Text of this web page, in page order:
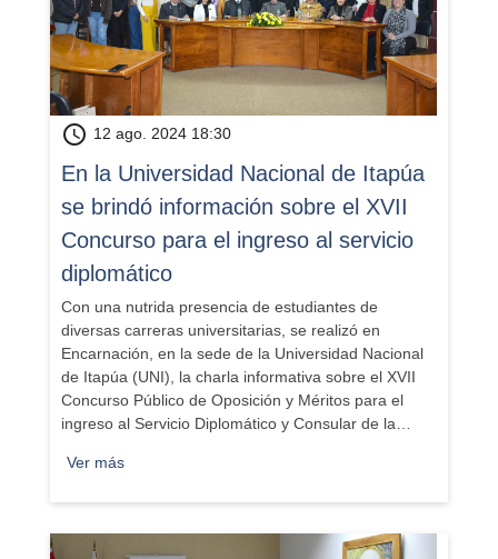
schedule 12 ago. 2024 18:30
​En la Universidad Nacional de Itapúa
se brindó información sobre el XVII
Concurso para el ingreso al servicio
diplomático
Con una nutrida presencia de estudiantes de
diversas carreras universitarias, se realizó en
Encarnación, en la sede de la Universidad Nacional
de Itapúa (UNI), la charla informativa sobre el XVII
Concurso Público de Oposición y Méritos para el
ingreso al Servicio Diplomático y Consular de la…
Ver más